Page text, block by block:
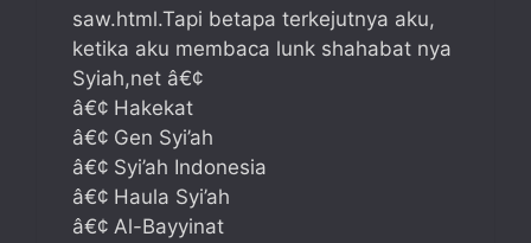
saw.html.Tapi betapa terkejutnya aku,
ketika aku membaca lunk shahabat nya
Syiah,net â€¢
â€¢ Hakekat
â€¢ Gen Syi’ah
â€¢ Syi’ah Indonesia
â€¢ Haula Syi’ah
â€¢ Al-Bayyinat